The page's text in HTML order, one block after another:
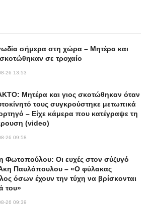
σήμερα στη χώρα – Μητέρα και
σε τροχαίο
26 13:53
Μητέρα και γιος σκοτώθηκαν όταν
τους συγκρούστηκε μετωπικά
– Είχε κάμερα που κατέγραψε τη
(video)
26 09:58
Φωτοπούλου: Οι ευχές στον σύζυγό
Παυλόπουλου – «Ο φύλακας
όσων έχουν την τύχη να βρίσκονται
του»
26 09:39